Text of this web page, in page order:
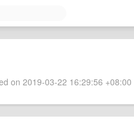
on 2019-03-22 16:29:56 +08:00